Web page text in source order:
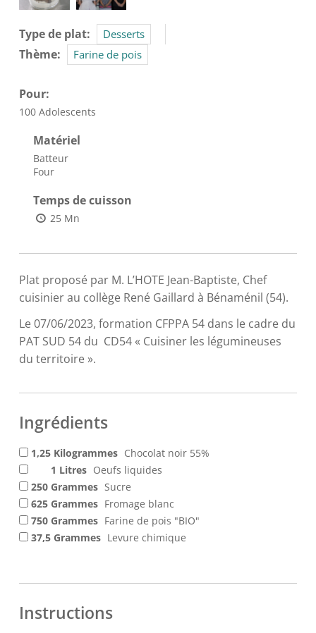
Type de plat Desserts
Thème Farine de pois
Pour:
100 Adolescents
Matériel
Batteur
Four
Temps de cuisson
25 Mn
Plat proposé par M. L’HOTE Jean-Baptiste, Chef
cuisinier au collège René Gaillard à Bénaménil (54).
Le 07/06/2023, formation CFPPA 54 dans le cadre du
PAT SUD 54 du CD54 « Cuisiner les légumineuses
du territoire ».
Ingrédients
1,25 Kilogrammes Chocolat noir 55%
1 Litres Oeufs liquides
250 Grammes Sucre
625 Grammes Fromage blanc
750 Grammes Farine de pois "BIO"
37,5 Grammes Levure chimique
Instructions